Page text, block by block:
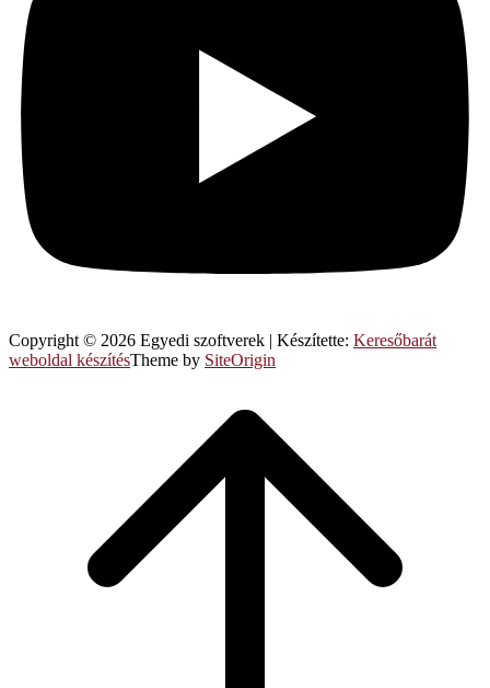
Copyright © 2026 Egyedi szoftverek | Készítette: Keresőbarát
weboldal készítésTheme by SiteOrigin